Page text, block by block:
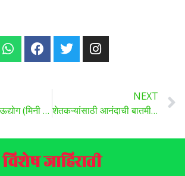
कोल्ड प्रेस तेल ऊद्योग (मिनी आँईल मिल) प्रशिक्षण
NEXT
शेतकऱ्यांसाठी आनंदाची बातमी ! आता पीक कर्ज मिळणं झालं सोपं, सिबिलची अट रद्द.
विशेष जाहिराती